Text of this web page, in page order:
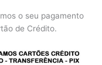
o seu pagamento
de Crédito.